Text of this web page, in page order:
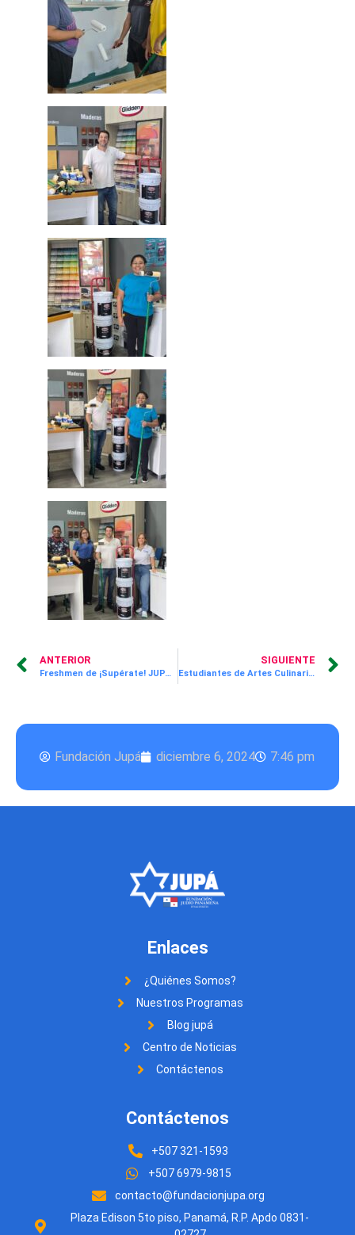
ANTERIOR
Freshmen de ¡Supérate! JUPÁ comparten el espíritu navideño en York International School
SIGUIENTE
Estudiantes de Artes Culinarias terminan sus Mentorías Profesionales con Dell Technologies
Fundación Jupá diciembre 6, 2024 7:46 pm
Enlaces
¿Quiénes Somos?
Nuestros Programas
Blog jupá
Centro de Noticias
Contáctenos
Contáctenos
+507 321-1593
+507 6979-9815
contacto@fundacionjupa.org
Plaza Edison 5to piso, Panamá, R.P. Apdo 0831-